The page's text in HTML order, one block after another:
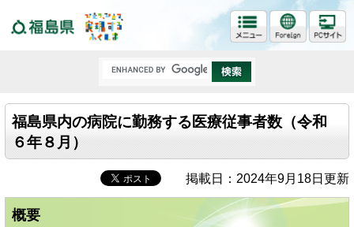
福島県内の病院に勤務する医療従事者数（令和
６年８月）
掲載日：2024年9月18日更新
概要